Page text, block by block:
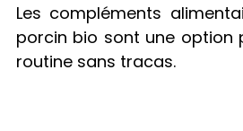
Les compléments
porcin bio sont une option
routine sans tracas.